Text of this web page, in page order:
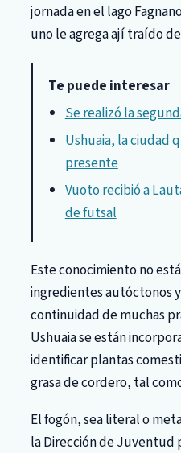
jornada en el lago
uno le agrega ají traído
Te puede interesar
Se realizó la
Ushuaia, la ciudad
presente
Vuoto recibió a
de futsal
Este conocimiento no
ingredientes autóctonos
continuidad de muchas
Ushuaia se están
identificar plantas
grasa de cordero, tal
El fogón, sea literal o
la Dirección de Juventud